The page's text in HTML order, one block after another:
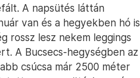
A napsütés láttán
van és a hegyekben hó is
rossz lesz nekem leggings
A Bucsecs-hegységben az
csúcsa már 2500 méter